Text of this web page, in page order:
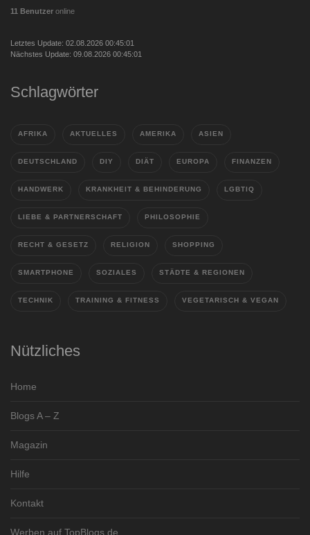
11 Benutzer online
Letztes Update: 02.08.2026 00:45:01
Nächstes Update: 09.08.2026 00:45:01
Schlagwörter
AFRIKA AKTUELLES AMERIKA ASIEN
DEUTSCHLAND DIY DIÄT EUROPA FINANZEN
HANDWERK KRANKHEIT & BEHINDERUNG LGBTIQ
LIEBE & PARTNERSCHAFT PHILOSOPHIE
RECHT & GESETZ RELIGION SHOPPING
SMARTPHONE SOZIALES STÄDTE & REGIONEN
TECHNIK TRAINING & FITNESS VEGETARISCH & VEGAN
Nützliches
Home
Blogs A – Z
Magazin
Hilfe
Kontakt
Werben auf TopBlogs.de